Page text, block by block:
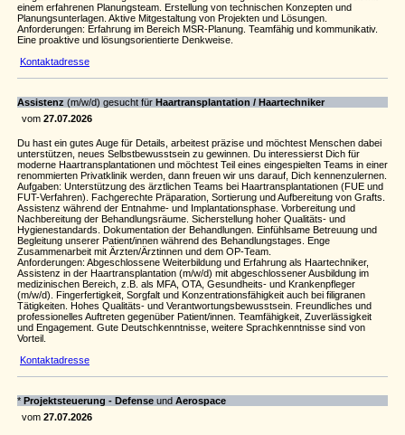
einem erfahrenen Planungsteam. Erstellung von technischen Konzepten und
Planungsunterlagen. Aktive Mitgestaltung von Projekten und Lösungen.
Anforderungen: Erfahrung im Bereich MSR-Planung. Teamfähig und kommunikativ.
Eine proaktive und lösungsorientierte Denkweise.
Kontaktadresse
Assistenz (m/w/d) gesucht für Haartransplantation / Haartechniker
vom 27.07.2026
Du hast ein gutes Auge für Details, arbeitest präzise und möchtest Menschen dabei
unterstützen, neues Selbstbewusstsein zu gewinnen. Du interessierst Dich für
moderne Haartransplantationen und möchtest Teil eines eingespielten Teams in einer
renommierten Privatklinik werden, dann freuen wir uns darauf, Dich kennenzulernen.
Aufgaben: Unterstützung des ärztlichen Teams bei Haartransplantationen (FUE und
FUT-Verfahren). Fachgerechte Präparation, Sortierung und Aufbereitung von Grafts.
Assistenz während der Entnahme- und Implantationsphase. Vorbereitung und
Nachbereitung der Behandlungsräume. Sicherstellung hoher Qualitäts- und
Hygienestandards. Dokumentation der Behandlungen. Einfühlsame Betreuung und
Begleitung unserer Patient/innen während des Behandlungstages. Enge
Zusammenarbeit mit Ärzten/Ärztinnen und dem OP-Team.
Anforderungen: Abgeschlossene Weiterbildung und Erfahrung als Haartechniker,
Assistenz in der Haartransplantation (m/w/d) mit abgeschlossener Ausbildung im
medizinischen Bereich, z.B. als MFA, OTA, Gesundheits- und Krankenpfleger
(m/w/d). Fingerfertigkeit, Sorgfalt und Konzentrationsfähigkeit auch bei filigranen
Tätigkeiten. Hohes Qualitäts- und Verantwortungsbewusstsein. Freundliches und
professionelles Auftreten gegenüber Patient/innen. Teamfähigkeit, Zuverlässigkeit
und Engagement. Gute Deutschkenntnisse, weitere Sprachkenntnisse sind von
Vorteil.
Kontaktadresse
* Projekt­steu­e­rung - Defense und Aero­space
vom 27.07.2026